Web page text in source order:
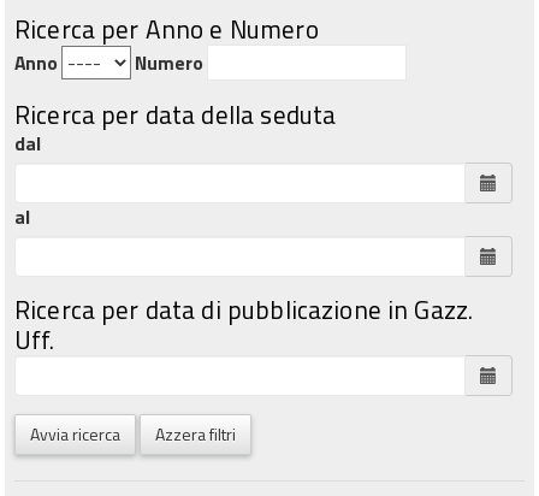
Ricerca per Anno e Numero
Anno Numero
Ricerca per data della seduta
dal
al
Ricerca per data di pubblicazione in Gazz.
Uff.
Avvia ricerca Azzera filtri